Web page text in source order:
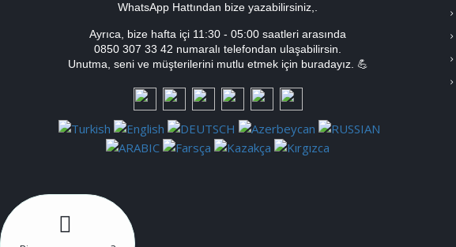
WhatsApp Hattından bize yazabilirsiniz,.
Ayrıca, bize hafta içi 11:30 - 05:00 saatleri arasında
0850 307 33 42 numaralı telefondan ulaşabilirsin.
Unutma, seni ve müşterilerini mutlu etmek için buradayız. 💪